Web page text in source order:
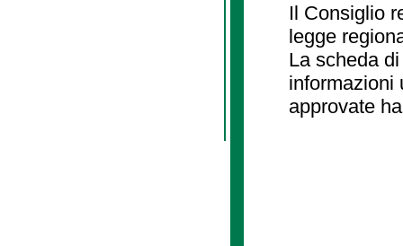
Il Consiglio
legge
La scheda
informazioni
approvate